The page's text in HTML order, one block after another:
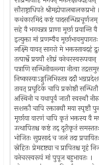
सौराष्ट्राधिपते
कथंकारमिदं कष्टं पादसन्धिप्रचूर्णजम्
सहे वै भगवन्नत्र प्राणा मूर्छा प्रयान्ति
इत्युक्ता मां प्रणम्यैव
लक्ष्मि यावत् सागरो मे भक्तस्तावदहं
तत्पार्श्वे प्रययौ शीघ्रं वनेचरस्वरूपवान्
पत्राणि सन्धिनीवल्ल्या नीत्वा
निष्कास्याऽङ्गुलिभिस्तत्र ददौ
तावत् प्रघूटिके चापि प्रकोष्ठौ
अस्थिनी च यथापूर्वं जातौ स्वस्थौ
सशक्तौ चापि रक्ताढ्यौ मया स्पृष्टौ
मूर्छाया वारणं चापि कृतं भक्तस्य वै
उत्थापितश्च कष्टं तद् दूरीकृतं
भोजितः सुप्रसादं च जलं तदा
स्नेहितः प्रेमदृष्ट्या च प्रापितश्च गृहं
वनेचरस्वरूपं मां पुपूज बहुभावतः ।